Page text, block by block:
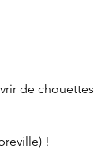
de chouettes
!